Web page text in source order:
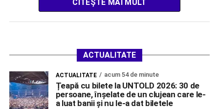
CITEȘTE MAI MULT
ACTUALITATE
ACTUALITATE acum 54 de minute
Țeapă cu bilete la UNTOLD 2026: 30 de
persoane, înșelate de un clujean care le-
a luat banii și nu le-a dat biletele